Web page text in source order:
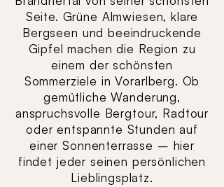
Seite. Grüne Almwiesen, klare
Bergseen und beeindruckende
Gipfel machen die Region zu
einem der schönsten
Sommerziele in Vorarlberg. Ob
gemütliche Wanderung,
anspruchsvolle Bergtour, Radtour
oder entspannte Stunden auf
einer Sonnenterrasse – hier
findet jeder seinen persönlichen
Lieblingsplatz.